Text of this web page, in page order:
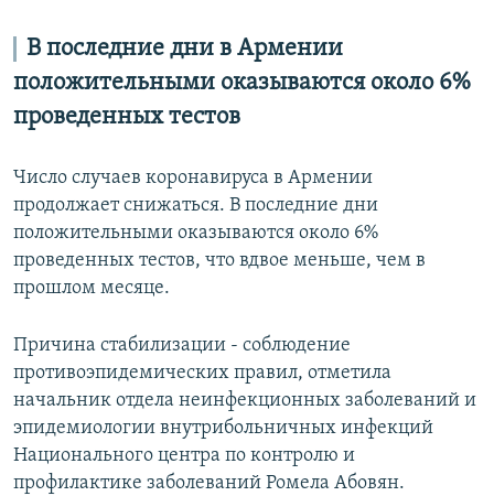
В последние дни в Армении
положительными оказываются около 6%
проведенных тестов
Число случаев коронавируса в Армении
продолжает снижаться. В последние дни
положительными оказываются около 6%
проведенных тестов, что вдвое меньше, чем в
прошлом месяце.
Причина стабилизации - соблюдение
противоэпидемических правил, отметила
начальник отдела неинфекционных заболеваний и
эпидемиологии внутрибольничных инфекций
Национального центра по контролю и
профилактике заболеваний Ромела Абовян.